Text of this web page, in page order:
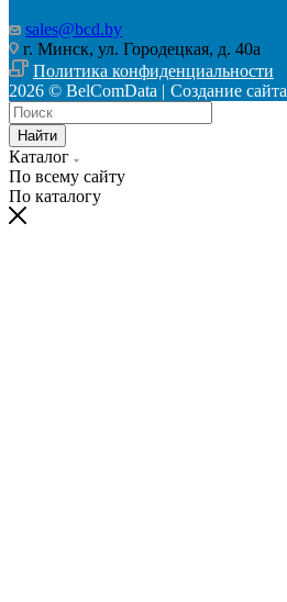
sales@bcd.by
г. Минск, ул. Городецкая, д. 40а
Политика конфиденциальности
2026 © BelComData | Создание сайта
Найти
Каталог
По всему сайту
По каталогу